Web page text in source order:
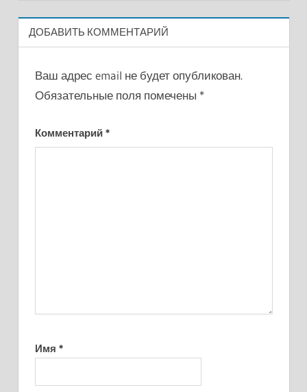
ДОБАВИТЬ КОММЕНТАРИЙ
Ваш адрес email не будет опубликован.
Обязательные поля помечены *
Комментарий *
Имя *